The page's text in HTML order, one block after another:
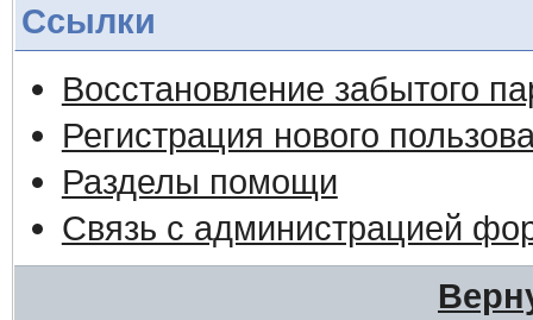
Ссылки
Восстановление забытого
Регистрация нового
Разделы помощи
Связь с администрацией